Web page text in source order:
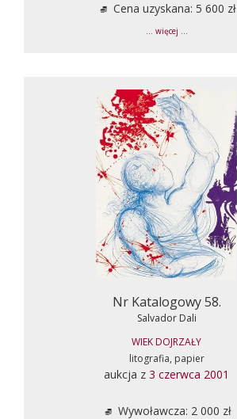
Cena uzyskana: 5 600 zł
... więcej ...
Nr Katalogowy 58.
Salvador Dali
WIEK DOJRZAŁY
litografia, papier
aukcja z 3 czerwca 2001
Wywoławcza: 2 000 zł